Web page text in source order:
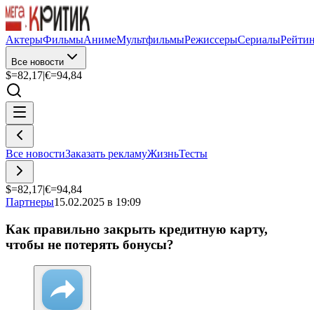
АктерыФильмыАнимеМультфильмыРежиссерыСериалы
Все новости
$=82,17|€=94,84
Все новостиЗаказать рекламуЖизньТесты
$=82,17|€=94,84
Партнеры15.02.2025 в 19:09
Как правильно закрыть кредитную карту,
чтобы не потерять бонусы?